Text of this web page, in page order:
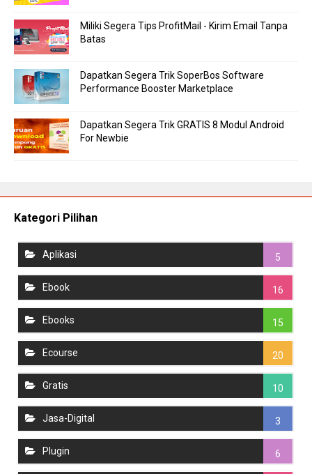
Miliki Segera Tips ProfitMail - Kirim Email Tanpa
Batas
Dapatkan Segera Trik SoperBos Software
Performance Booster Marketplace
Dapatkan Segera Trik GRATIS 8 Modul Android
For Newbie
Kategori Pilihan
Aplikasi 5
Ebook 16
Ebooks 15
Ecourse 20
Gratis 10
Jasa-Digital 3
Plugin 6